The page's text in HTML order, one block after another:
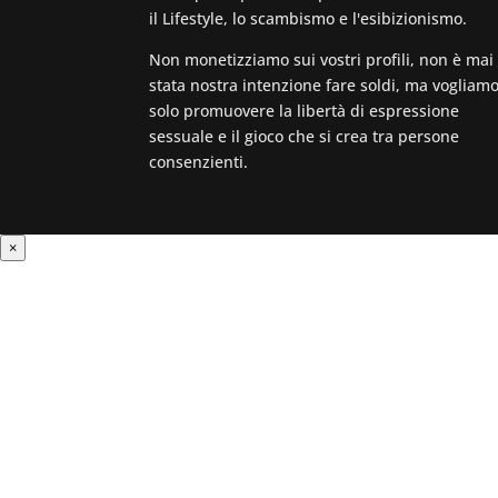
il Lifestyle, lo scambismo e l'esibizionismo.
Non monetizziamo sui vostri profili, non è mai
stata nostra intenzione fare soldi, ma
solo promuovere la libertà di espressione
sessuale e il gioco che si crea tra persone
consenzienti.
×